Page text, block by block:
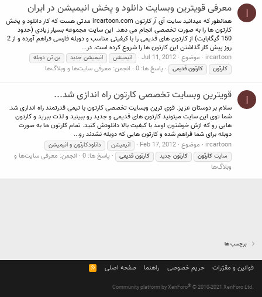
I معرفی قویترین وبسایت دانلود و پخش انیمیشن در ایران
همانطور که میدانید سایت آی آر کارتون ircartoon.com مدتی هست که کار دانلود و پخش
کارتون ها را به صورت تخصصی انجام می دهد. این سایت مجموعه بسیار زیادی (حدود
150 گیگابایت) از کارتون های قدیمی را با کیفیتی مناسب و دوبله فارسی فراهم آورده و از 2
روز پیش کار گذاشتن این کارتون ها را شروع کرده است. در...
ircartoon
موضوع Jul 11, 2012 انیمیشن انیمیشن جدید
بن تن دوبله
کارتون
کارتون قدیمی پاسخ ها: 0 انجمن: معرفی سایت‌ها و وبلاگ‌ها
I قویترین وبسایت تخصصی کارتون راه اندازی شد...
سلام بر دوستان عزیز. قوی ترین وبسایت تخصصی کارتون با تیمی قدرتمند راه اندازی شد.
شما توی این سایت میتونید کارتون های قدیمی و جدید رو ببینید و لذت ببرید و کارتون
هایی رو که ازش خوشتون اومد با کیفیت بالا دانلودش کنید. تمام کارتون ها به صورت
دوبله برای شما فراهم شده و کارتون هایی که دوبله نشدند رو...
ircartoon
موضوع Feb 17, 2012 انیمیشن
دانلودکارتون و انیمیشن
سایت کارتون کارتون جدید کارتون قدیمی پاسخ ها: 0 انجمن: معرفی سایت‌ها و
وبلاگ‌ها
برچسب ها
قوانین و مقرّرات حریم خصوصی راهنما صفحه اصلی
R
S
Community platform by XenForo® © 2010-2021 XenForo Ltd.